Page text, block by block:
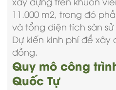
11.000 m2, trong đó
và tổng diện tích sàn sử
Dự kiến kinh phí để xây
đồng.
Quy mô công
Quốc Tự